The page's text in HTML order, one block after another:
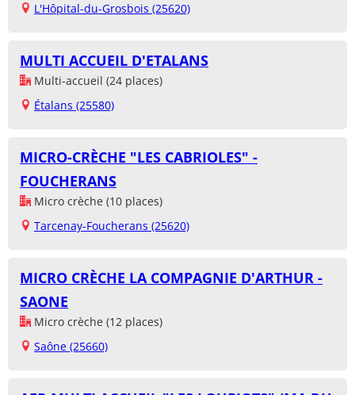
L'Hôpital-du-Grosbois (25620)
MULTI ACCUEIL D'ETALANS
Multi-accueil (24 places)
Étalans (25580)
MICRO-CRÈCHE "LES CABRIOLES" -
FOUCHERANS
Micro crèche (10 places)
Tarcenay-Foucherans (25620)
MICRO CRÈCHE LA COMPAGNIE D'ARTHUR -
SAONE
Micro crèche (12 places)
Saône (25660)